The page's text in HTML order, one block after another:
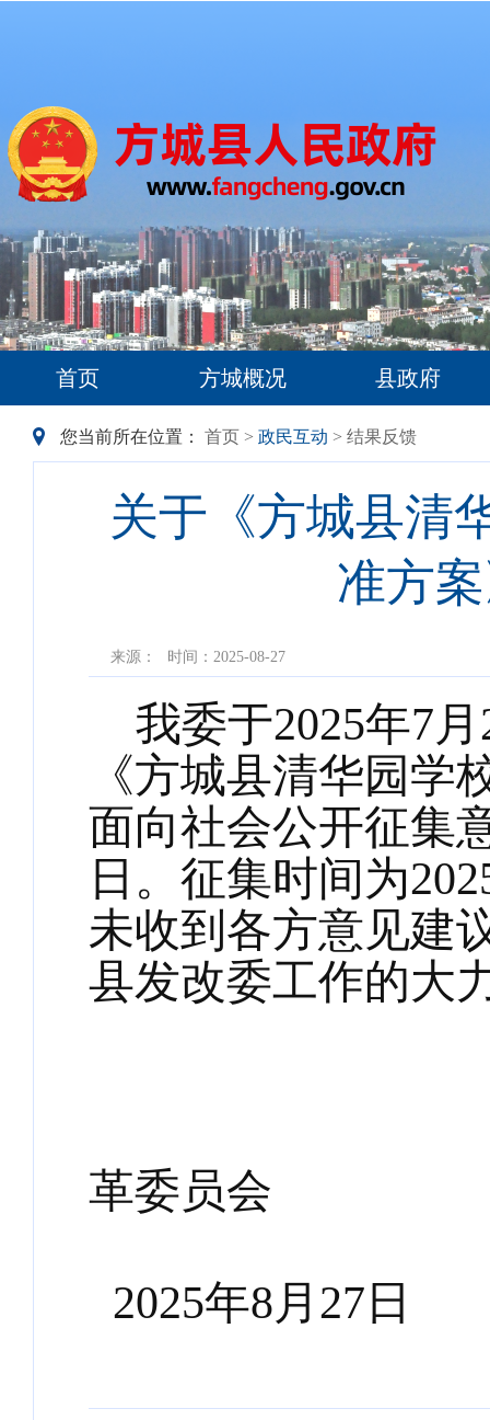
首页 方城概况 县政府
您当前所在位置： 首页 > 政民互动 > 结果反馈
关于《方城县清
准方
来源： 时间：2025-08-27
我委于2025年7
《方城县清华园
面向社会公开征集
日。征集时间为
未收到各方意见建
县发改委工作的大
革委员会
2025年8月 27 日